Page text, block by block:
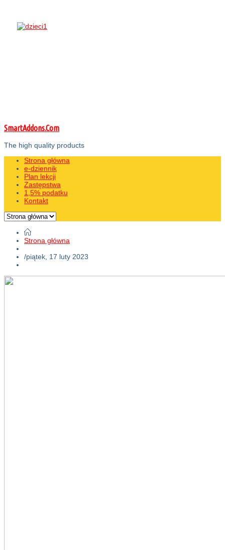
SmartAddons.Com
The high quality products
Strona główna
e-dziennik
Plan lekcji
Zastępstwa
1,5% podatku
Kontakt
Strona główna
/piątek, 17 luty 2023